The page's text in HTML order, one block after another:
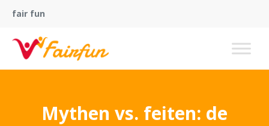
fair fun
Mythen vs. feiten: de